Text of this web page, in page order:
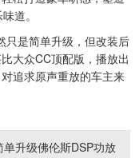
道。
只是简单升级，但改装后
大众CC顶配版，播放出
追求原声重放的车主来
升级佛伦斯DSP功放